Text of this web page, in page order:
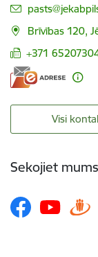
E-pasts:
Brīvības 120,
+371
Visi
Sekojiet mums